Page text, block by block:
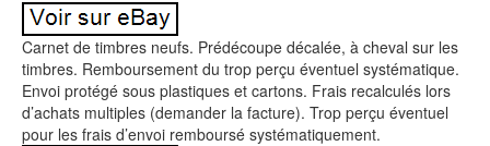
Carnet de timbres neufs. Prédécoupe décalée, à cheval sur les
timbres. Remboursement du trop perçu éventuel systématique.
Envoi protégé sous plastiques et cartons. Frais recalculés lors
d’achats multiples (demander la facture). Trop perçu éventuel
pour les frais d’envoi remboursé systématiquement.